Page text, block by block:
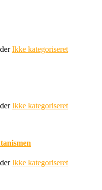
Ikke kategoriseret
Ikke kategoriseret
Ikke kategoriseret